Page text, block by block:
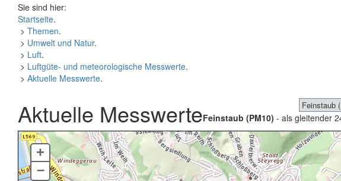
Sie sind hier:
Startseite.
> Themen.
> Umwelt und Natur.
> Luft.
> Luftgüte- und meteorologische Messwerte.
> Aktuelle Messwerte.
Aktuelle MesswerteFeinstaub (PM10) - als gleitender
+
–